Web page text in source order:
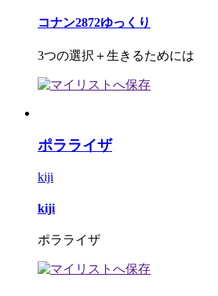
コナン2872ゆっくり
3つの選択＋生きるためには
ポラライザ
kiji
kiji
ポラライザ